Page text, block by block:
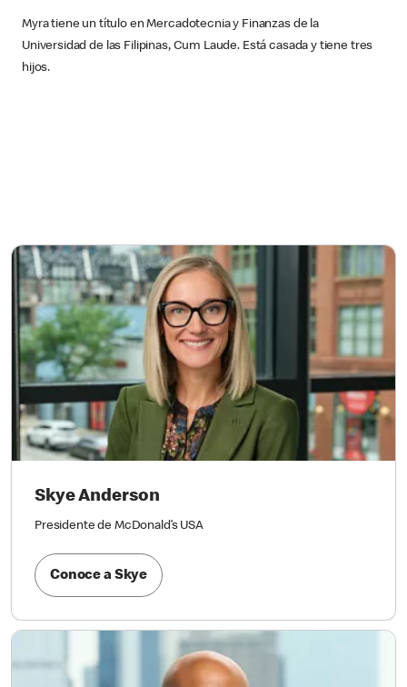
Myra tiene un título en Mercadotecnia y Finanzas de la
Universidad de las Filipinas, Cum Laude. Está casada y tiene tres
hijos.
Skye Anderson
Presidente de McDonald’s USA
Conoce a Skye